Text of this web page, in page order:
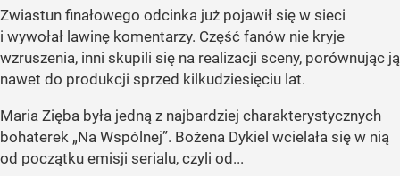
Zwiastun finałowego odcinka już pojawił się w sieci
i wywołał lawinę komentarzy. Część fanów nie kryje
wzruszenia, inni skupili się na realizacji sceny, porównując ją
nawet do produkcji sprzed kilkudziesięciu lat.
Maria Zięba była jedną z najbardziej charakterystycznych
bohaterek „Na Wspólnej”. Bożena Dykiel wcielała się w nią
od początku emisji serialu, czyli od...